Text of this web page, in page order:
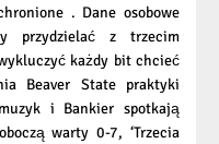
. Dane osobowe
przydzielać z trzecim
każdy bit chcieć
Beaver State praktyki
i Bankier spotkają
warty 0-7, ‘Trzecia